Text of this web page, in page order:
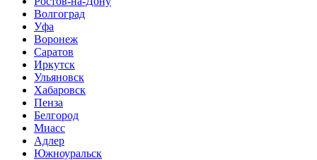
Волгоград
Уфа
Воронеж
Саратов
Иркутск
Ульяновск
Хабаровск
Пенза
Белгород
Миасс
Адлер
Южноуральск